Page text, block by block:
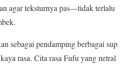
agar teksturnya pas—tidak terlalu
sebagai pendamping berbagai sup
rasa. Cita rasa Fufu yang netral